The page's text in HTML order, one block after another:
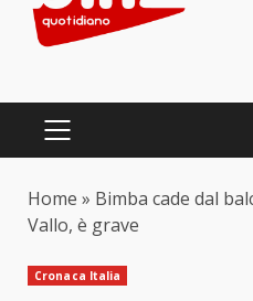
PRIMARY
Home » Bimba cade dal
Vallo, è grave
Cronaca Italia